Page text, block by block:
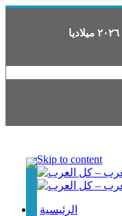
٢٠٢٦ ميلاديا
Skip to content
الرئيسية